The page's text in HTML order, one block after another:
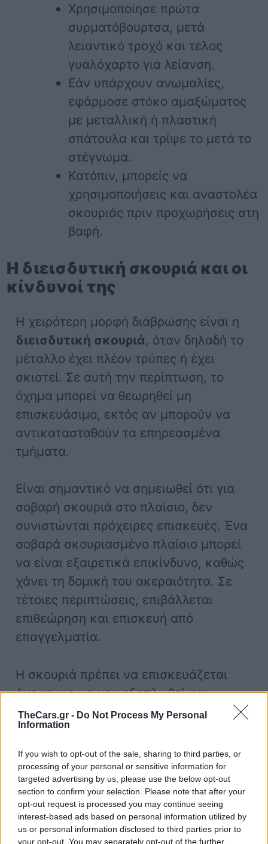
TheCars.gr - Do Not Process My Personal
Information
If you wish to opt-out of the sale, sharing to third parties, or
processing of your personal or sensitive information for
targeted advertising by us, please use the below opt-out
section to confirm your selection. Please note that after your
opt-out request is processed you may continue seeing
interest-based ads based on personal information utilized by
us or personal information disclosed to third parties prior to
your opt-out. You may separately opt-out of the further
Χρησιμοποίησε πρώτα
συρματόβουρτσα, μετά
λειαντικό τροχό και τέλος
γυαλόχαρτο για λείανση.
Εάν υπάρχουν ανωμαλίες,
εφάρμοσε στόκο αμαξώματος
με μεταλλική ή πλαστική
σπάτουλα και τρίψε το μετά το
στέγνωμα.
Κατόπιν, μπορείς να
χρησιμοποιήσεις και αναστολέα
σκουριάς πριν προχωρήσεις στη
βαφή.
Η διεισδυτική σκουριά και οι
κίνδυνοί της
Η χειρότερη μορφή διάβρωσης είναι η
διεισδυτική σκουριά, όταν δηλαδή το
μέταλλο έχει πλέον τρύπες ή έχει
σκιστεί. Σε αυτή την περίπτωση, το
όχημα μπορεί να θεωρηθεί μη
επισκευάσιμο, εκτός αν μπορούν να
αντικατασταθούν τα επηρεασμένα
τμήματα.
Είναι σημαντικό να σημειωθεί ότι για
σοβαρή σκουριά στο πλαίσιο, δεν
συνιστώνται πρόχειρες επισκευές. Ένα
σοβαρά σκουριασμένο πλαίσιο μπορεί
να είναι εξαιρετικά επικίνδυνο, καθώς
χάνει τη δομική του ακεραιότητα. Σε
τέτοιες περιπτώσεις, επιβάλλεται
επιθεώρηση και επισκευή από
επαγγελματία.
Η σκουριά πρέπει να επισκευάζεται
άμεσα για να μην εξαπλωθεί και
προκαλέσει περισσότερη ζημιά. Αν
πρόκειται για μικρές εστίες, όπως στα
πλαίσια των θυρών ή στα φτερά,
μπορεί να είναι μόνο αισθητικό θέμα.
Αν όμως η σκουριά βρίσκεται σε
κρίσιμα σημεία, όπως στους άξονες
κίνησης, στα φρένα ή στο πλαίσιο, τότε